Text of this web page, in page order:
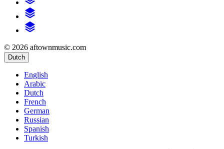
© 2026 aftownmusic.com
Dutch
English
Arabic
Dutch
French
German
Russian
Spanish
Turkish